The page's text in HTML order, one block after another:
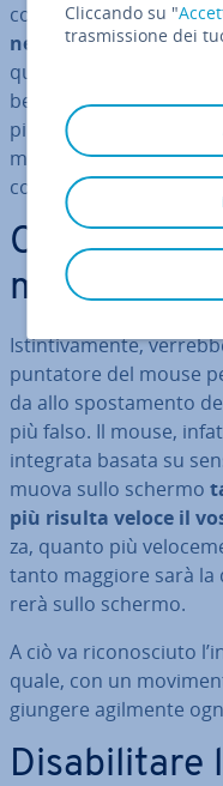
computer ignorano del
ne del mouse.
quanto possa risultare
bel mezzo di una
più da vicino
macOS e vi svela che
come di­sa­bi­li­tar­la.
Che cos’è
mouse?
Istin­ti­va­men­te,
puntatore del mouse
da allo spo­sta­men­to
più falso. Il mouse,
integrata basata su
muova sullo schermo
più risulta veloce il
za, quanto più
tanto maggiore sarà
re­rà sullo schermo.
A ciò va ri­co­no­sciu­to
quale, con un
giun­ge­re agilmente
Di­sa­bi­li­ta­re
Cliccando su "
trasmissione dei